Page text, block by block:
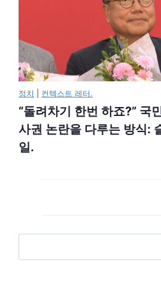
정치 컨텍스트 레터.
“돌려차기 한번 하죠?” 국
사권 논란을 다루는 방식:
일.